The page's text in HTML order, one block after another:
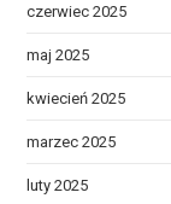
czerwiec 2025
maj 2025
kwiecień 2025
marzec 2025
luty 2025